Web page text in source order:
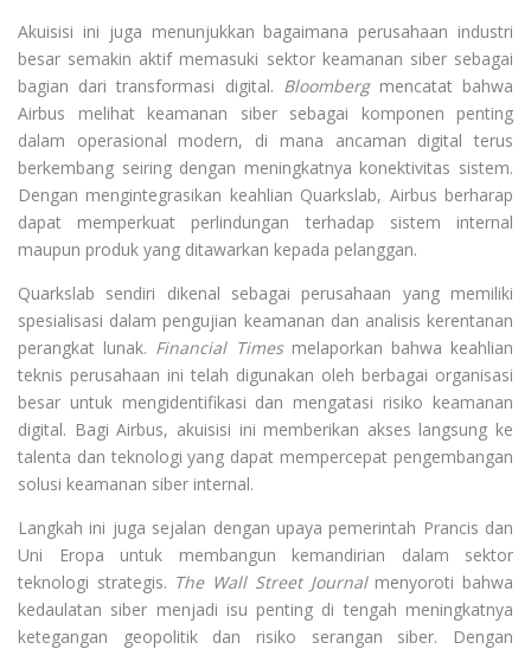
Akuisisi ini juga menunjukkan bagaimana perusahaan industri
besar semakin aktif memasuki sektor keamanan siber sebagai
bagian dari transformasi digital. Bloombergmencatat bahwa
Airbus melihat keamanan siber sebagai komponen penting
dalam operasional modern, di mana ancaman digital terus
berkembang seiring dengan meningkatnya konektivitas sistem.
Dengan mengintegrasikan keahlian Quarkslab, Airbus berharap
dapat memperkuat perlindungan terhadap sistem internal
maupun produk yang ditawarkan kepada pelanggan.
Quarkslab sendiri dikenal sebagai perusahaan yang memiliki
spesialisasi dalam pengujian keamanan dan analisis kerentanan
perangkat lunak. Financial Timesmelaporkan bahwa keahlian
teknis perusahaan ini telah digunakan oleh berbagai organisasi
besar untuk mengidentifikasi dan mengatasi risiko keamanan
digital. Bagi Airbus, akuisisi ini memberikan akses langsung ke
talenta dan teknologi yang dapat mempercepat pengembangan
solusi keamanan siber internal.
Langkah ini juga sejalan dengan upaya pemerintah Prancis dan
Uni Eropa untuk membangun kemandirian dalam sektor
teknologi strategis. The Wall Street Journalmenyoroti bahwa
kedaulatan siber menjadi isu penting di tengah meningkatnya
ketegangan geopolitik dan risiko serangan siber. Dengan